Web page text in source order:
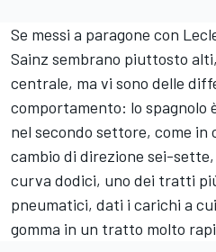
Se messi a paragone con
Sainz sembrano piuttosto
centrale, ma vi sono delle
comportamento: lo spagnolo
nel secondo settore, come
cambio di direzione sei-
curva dodici, uno dei tratti
pneumatici, dati i carichi a
gomma in un tratto molto